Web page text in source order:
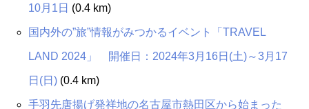
10月1日 (0.4 km)
国内外の”旅”情報がみつかるイベント「TRAVEL
LAND 2024」 開催日：2024年3月16日(土)～3月17
日(日)(0.4 km)
手羽先唐揚げ発祥地の名古屋市熱田区から始まった